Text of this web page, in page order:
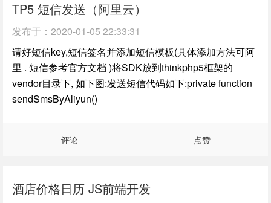
TP5 短信发送（阿里云）
发布于： 2020-01-05 22:33:31
请好短信key,短信签名并添加短信模板(具体添加方法可阿
里 . 短信参考官方文档 )将SDK放到thinkphp5框架的
vendor目录下, 如下图:发送短信代码如下:private function
sendSmsByAliyun()
评论 点赞
酒店价格日历 JS前端开发